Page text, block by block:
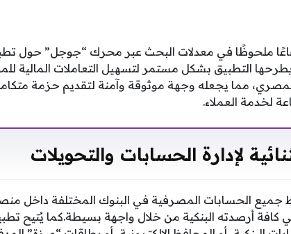
ملحوظًا في معدلات البحث عبر محرك “جوجل” حول
يطرحها التطبيق بشكل مستمر لتسهيل التعاملات المالية
مما يجعله وجهة موثوقة وآمنة لتقديم حزمة
لخدمة العملاء.
لإدارة الحسابات والتحويلات
جميع الحسابات المصرفية في البنوك المختلفة داخل
كافة أرصدته البنكية من خلال واجهة بسيطة.كما يُتيح